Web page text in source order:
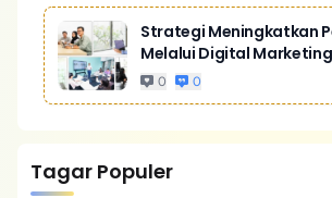
Strategi Meningkatkan
Melalui Digital
Bisnis Yang Lebih
0 0
Tagar Populer